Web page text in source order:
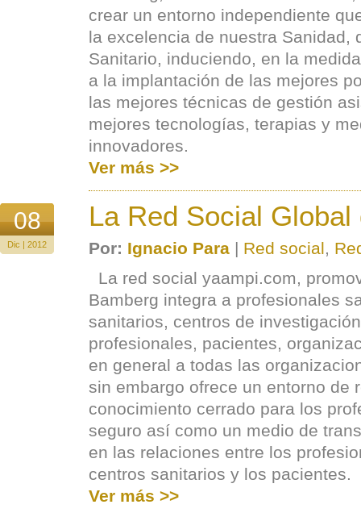
crear un entorno independiente
la excelencia de nuestra Sanidad,
Sanitario, induciendo, en la
a la implantación de las mejores
las mejores técnicas de gestión
mejores tecnologías, terapias y
innovadores.
Ver más >>
08
Dic | 2012
La Red Social Global
Por: Ignacio Para | Red social,
La red social yaampi.com,
Bamberg integra a profesionales
sanitarios, centros de
profesionales, pacientes,
en general a todas las
sin embargo ofrece un entorno de
conocimiento cerrado para los
seguro así como un medio de
en las relaciones entre los
centros sanitarios y los pacientes.
Ver más >>